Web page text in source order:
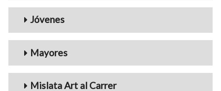
Jóvenes
Mayores
Mislata Art al Carrer